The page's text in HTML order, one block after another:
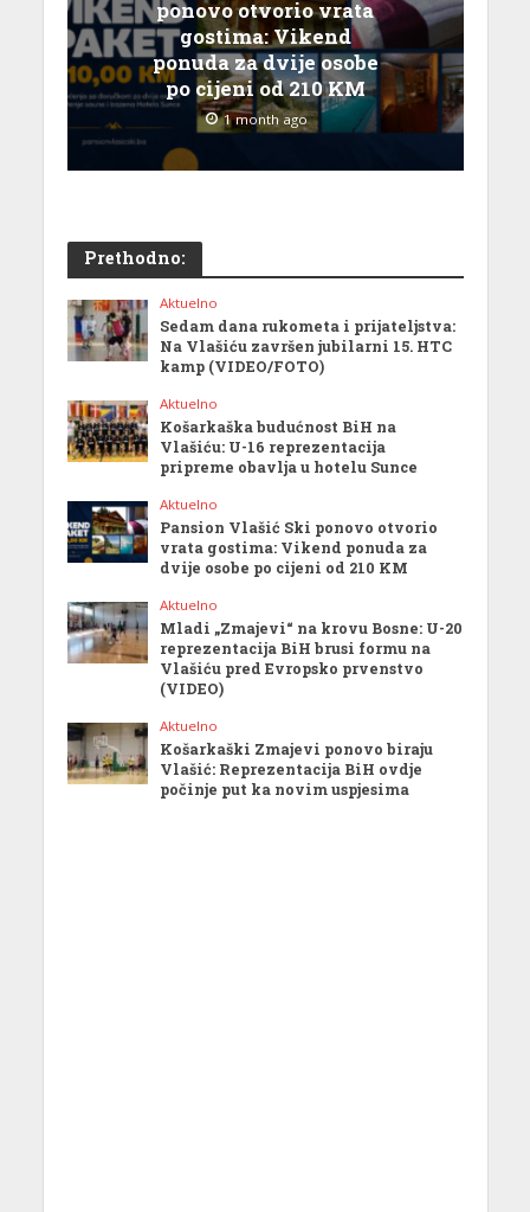
ponovo otvorio vrata
gostima: Vikend
ponuda za dvije osobe
po cijeni od 210 KM
1 month ago
Prethodno:
Aktuelno
Sedam dana rukometa i prijateljstva:
Na Vlašiću završen jubilarni 15. HTC
kamp (VIDEO/FOTO)
Aktuelno
Košarkaška budućnost BiH na
Vlašiću: U-16 reprezentacija
pripreme obavlja u hotelu Sunce
Aktuelno
Pansion Vlašić Ski ponovo otvorio
vrata gostima: Vikend ponuda za
dvije osobe po cijeni od 210 KM
Aktuelno
Mladi „Zmajevi“ na krovu Bosne: U-20
reprezentacija BiH brusi formu na
Vlašiću pred Evropsko prvenstvo
(VIDEO)
Aktuelno
Košarkaški Zmajevi ponovo biraju
Vlašić: Reprezentacija BiH ovdje
počinje put ka novim uspjesima